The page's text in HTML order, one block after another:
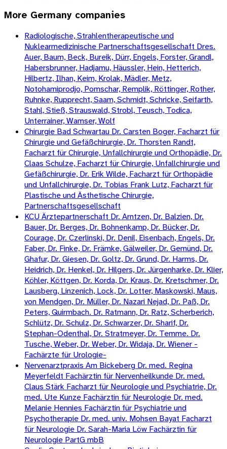
More Germany companies
Radiologische, Strahlentherapeutische und
Nuklearmedizinische Partnerschaftsgesellschaft Dres.
Auer, Baum, Beck, Bureik, Dürr, Engels, Forster, Grandl,
Habersbrunner, Hadjamu, Häussler, Hein, Hetterich,
Hilbertz, Ilhan, Keim, Krolak, Mädler, Metz,
Notohamiprodjo, Pomschar, Remplik, Röttinger, Rother,
Ruhnke, Rupprecht, Saam, Schmidt, Schricke, Seifarth,
Stahl, Stieß, Strauswald, Strobl, Teusch, Todica,
Unterrainer, Wamser, Wolf
Chirurgie Bad Schwartau Dr. Carsten Boger, Facharzt für
Chirurgie und Gefäßchirurgie, Dr. Thorsten Randt,
Facharzt für Chirurgie, Unfallchirurgie und Orthopädie, Dr.
Claas Schulze, Facharzt für Chirurgie, Unfallchirurgie und
Gefäßchirurgie, Dr. Erik Wilde, Facharzt für Orthopädie
und Unfallchirurgie, Dr. Tobias Frank Lutz, Facharzt für
Plastische und Ästhetische Chirurgie,
Partnerschaftsgesellschaft
KCU Ärztepartnerschaft Dr. Arntzen, Dr. Balzien, Dr.
Bauer, Dr. Berges, Dr. Bohnenkamp, Dr. Bücker, Dr.
Courage, Dr. Czerlinski, Dr. Denil, Eisenbach, Engels, Dr.
Faber, Dr. Finke, Dr. Främke, Gälweiler, Dr. Gemünd, Dr.
Ghafur, Dr. Giesen, Dr. Goltz, Dr. Grund, Dr. Harms, Dr.
Heidrich, Dr. Henkel, Dr. Hilgers, Dr. Jürgenharke, Dr. Klier,
Köhler, Köttgen, Dr. Korda, Dr. Kraus, Dr. Kretschmer, Dr.
Lausberg, Linzenich, Lock, Dr. Lotter, Maskowski, Maus,
von Mendgen, Dr. Müller, Dr. Nazari Nejad, Dr. Paß, Dr.
Peters, Quirmbach. Dr. Ratmann, Dr. Ratz, Scherberich,
Schlütz, Dr. Schulz, Dr. Schwarzer, Dr. Sharif, Dr.
Stephan-Odenthal, Dr. Stratmeyer, Dr. Temme. Dr.
Tusche, Weber, Dr. Weber, Dr. Widaja, Dr. Wiener -
Fachärzte für Urologie-
Nervenarztpraxis Am Bickeberg Dr. med. Regina
Meyerfeldt Fachärztin für Nervenheilkunde Dr. med.
Claus Stärk Facharzt für Neurologie und Psychiatrie, Dr.
med. Ute Kunze Fachärztin für Neurologie Dr. med.
Melanie Hennies Fachärztin für Psychiatrie und
Psychotherapie Dr. med. univ. Mohsen Bayat Facharzt
für Neurologie Dr. Sarah-Maria Löw Fachärztin für
Neurologie PartG mbB